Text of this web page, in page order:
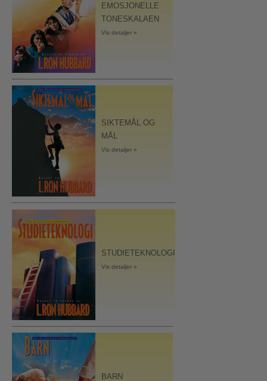
EMOSJONELLE
TONESKALAEN
Vis detaljer »
SIKTEMÅL OG
MÅL
Vis detaljer »
STUDIETEKNOLOGI
Vis detaljer »
BARN